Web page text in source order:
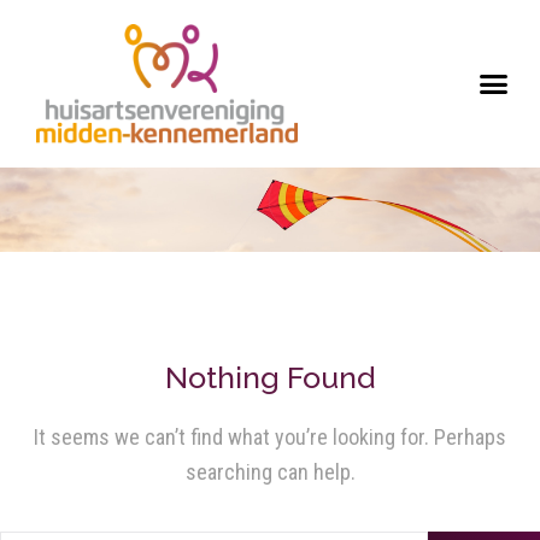
Nothing Found
It seems we can’t find what you’re looking for. Perhaps
searching can help.